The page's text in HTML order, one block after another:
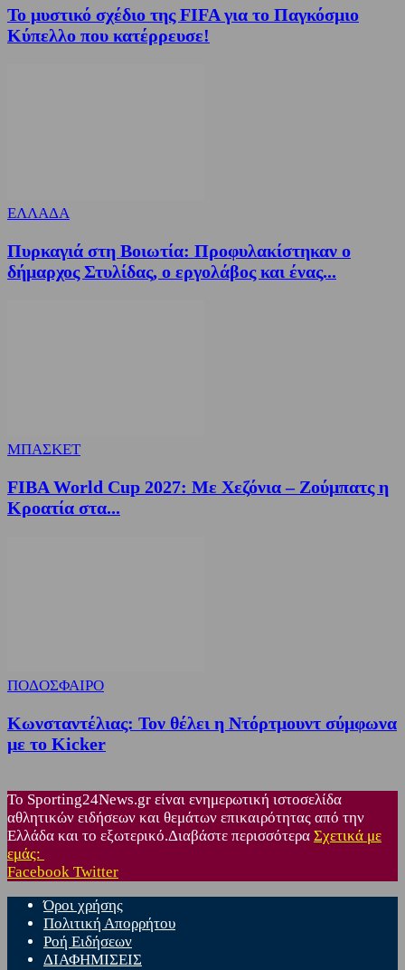
Το μυστικό σχέδιο της FIFA για το Παγκόσμιο
Κύπελλο που κατέρρευσε!
ΕΛΛΑΔΑ
Πυρκαγιά στη Βοιωτία: Προφυλακίστηκαν ο
δήμαρχος Στυλίδας, ο εργολάβος και ένας...
ΜΠΑΣΚΕΤ
FIBA World Cup 2027: Με Χεζόνια – Ζούμπατς η
Κροατία στα...
ΠΟΔΟΣΦΑΙΡΟ
Κωνσταντέλιας: Τον θέλει η Ντόρτμουντ σύμφωνα
με το Kicker
Το Sporting24News.gr είναι ενημερωτική ιστοσελίδα
αθλητικών ειδήσεων και θεμάτων επικαιρότητας από την
Ελλάδα και το εξωτερικό.Διαβάστε περισσότερα Σχετικά με
εμάς:
Facebook Twitter
Όροι χρήσης
Πολιτική Απορρήτου
Ροή Ειδήσεων
ΔΙΑΦΗΜΙΣΕΙΣ